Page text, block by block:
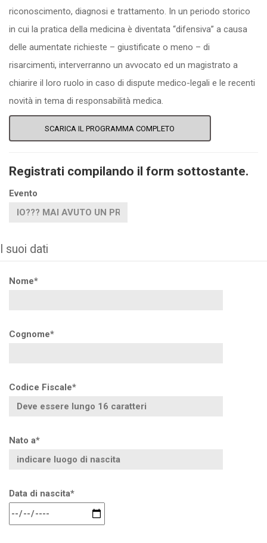
riconoscimento, diagnosi e trattamento. In un periodo storico
in cui la pratica della medicina è diventata “difensiva” a causa
delle aumentate richieste – giustificate o meno – di
risarcimenti, interverranno un avvocato ed un magistrato a
chiarire il loro ruolo in caso di dispute medico-legali e le recenti
novità in tema di responsabilità medica.
SCARICA IL PROGRAMMA COMPLETO
Registrati compilando il form sottostante.
Evento
I suoi dati
Nome*
Cognome*
Codice Fiscale*
Nato a*
Data di nascita*